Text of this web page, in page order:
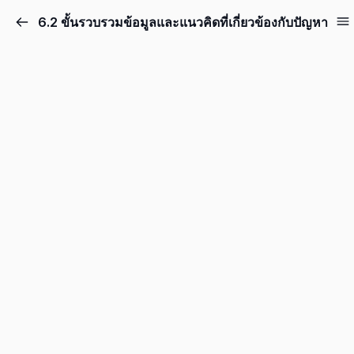
6.2 ขั้นรวบรวมข้อมูลและแนวคิดที่เกี่ยวข้องกับปัญหา